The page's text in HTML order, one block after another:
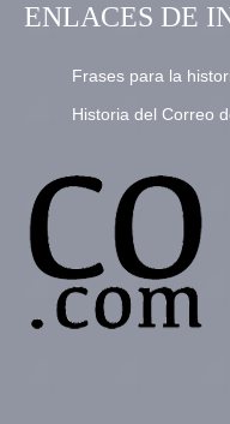
ENLACES DE
Frases para la
Historia del Correo